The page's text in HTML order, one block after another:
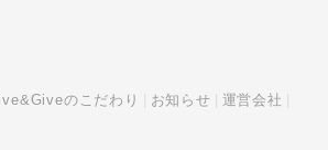
のこだわり お知らせ 運営会社